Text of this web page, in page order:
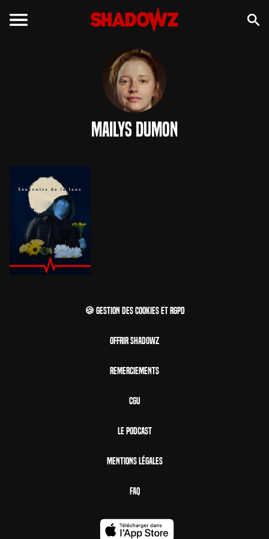
Mailys Dumon
🍪 Gestion des cookies et RGPD
Offrir Shadowz
Remerciements
CGU
Le Podcast
Mentions Légales
FAQ